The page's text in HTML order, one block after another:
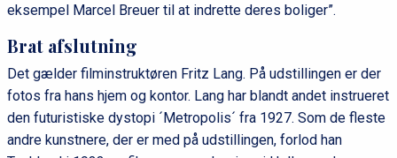
eksempel Marcel Breuer til at indrette deres boliger”.
Brat afslutning
Det gælder filminstruktøren Fritz Lang. På udstillingen er der
fotos fra hans hjem og kontor. Lang har blandt andet instrueret
den futuristiske dystopi ´Metropolis´ fra 1927. Som de fleste
andre kunstnere, der er med på udstillingen, forlod han